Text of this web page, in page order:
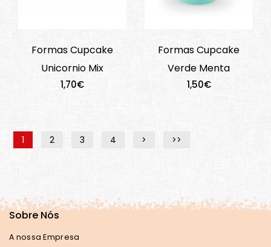
Formas Cupcake
Unicornio Mix
1,70€
Formas Cupcake
Verde Menta
1,50€
1 2 3 4 > >>
Sobre Nós
A nossa Empresa